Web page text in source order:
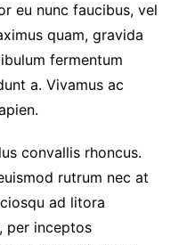
eu nunc faucibus, vel
quam, gravida
fermentum
a. Vivamus ac
convallis rhoncus.
rutrum nec at
ad litora
per inceptos